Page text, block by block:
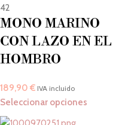
42
MONO MARINO
CON LAZO EN EL
HOMBRO
189,90 € IVA incluido
Seleccionar opciones